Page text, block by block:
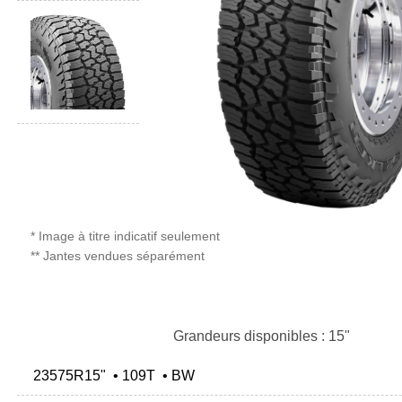
* Image à titre indicatif seulement
** Jantes vendues séparément
Grandeurs disponibles : 15"
23575R15" • 109T • BW